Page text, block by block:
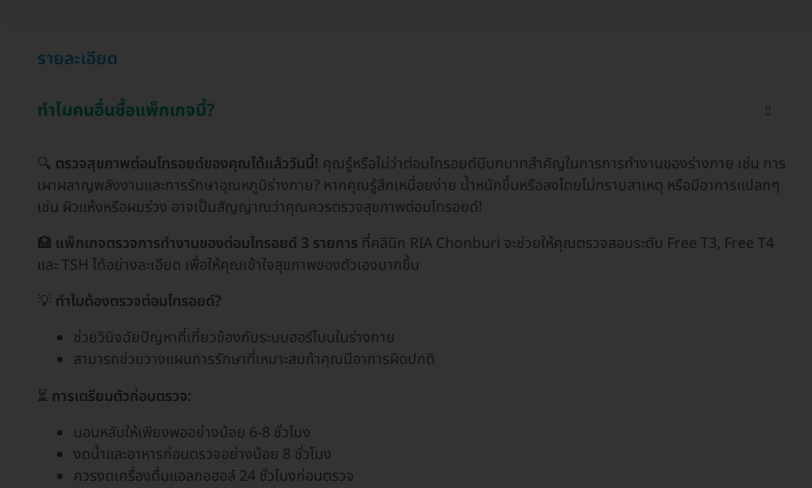
รายละเอียด
ทำไมคนอื่นซื้อแพ็กเกจนี้?
🔍 ตรวจสุขภาพต่อมไทรอยด์ของคุณได้แล้ววันนี้! คุณรู้หรือไม่ว่าต่อมไทรอยด์มีบทบาทสำคัญในการการทำงานของร่างกาย เช่น การ
เผาผลาญพลังงานและการรักษาอุณหภูมิร่างกาย? หากคุณรู้สึกเหนื่อยง่าย น้ำหนักขึ้นหรือลงโดยไม่ทราบสาเหตุ หรือมีอาการแปลกๆ
เช่น ผิวแห้งหรือผมร่วง อาจเป็นสัญญาณว่าคุณควรตรวจสุขภาพต่อมไทรอยด์!
🏥 แพ็กเกจตรวจการทำงานของต่อมไทรอยด์ 3 รายการ ที่คลินิก RIA Chonburi จะช่วยให้คุณตรวจสอบระดับ Free T3, Free T4
และ TSH ได้อย่างละเอียด เพื่อให้คุณเข้าใจสุขภาพของตัวเองมากขึ้น
💡 ทำไมต้องตรวจต่อมไทรอยด์?
ช่วยวินิจฉัยปัญหาที่เกี่ยวข้องกับระบบฮอร์โมนในร่างกาย
สามารถช่วยวางแผนการรักษาที่เหมาะสมถ้าคุณมีอาการผิดปกติ
⏳ การเตรียมตัวก่อนตรวจ:
นอนหลับให้เพียงพออย่างน้อย 6-8 ชั่วโมง
งดน้ำและอาหารก่อนตรวจอย่างน้อย 8 ชั่วโมง
ควรงดเครื่องดื่มแอลกอฮอล์ 24 ชั่วโมงก่อนตรวจ